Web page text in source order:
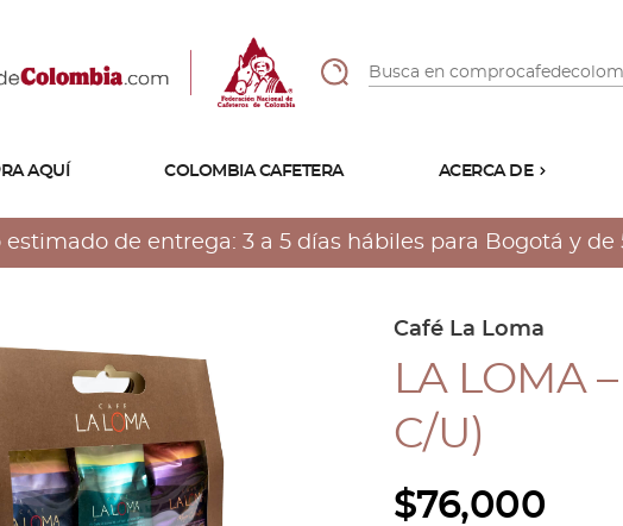
AQUÍ COLOMBIA CAFETERA ACERCA DE
Tostiones
Preparación
Atributos
estimado de entrega: 3 a 5 días hábiles para Bogotá y
Café La Loma
LA LOMA
C/U)
$76,000